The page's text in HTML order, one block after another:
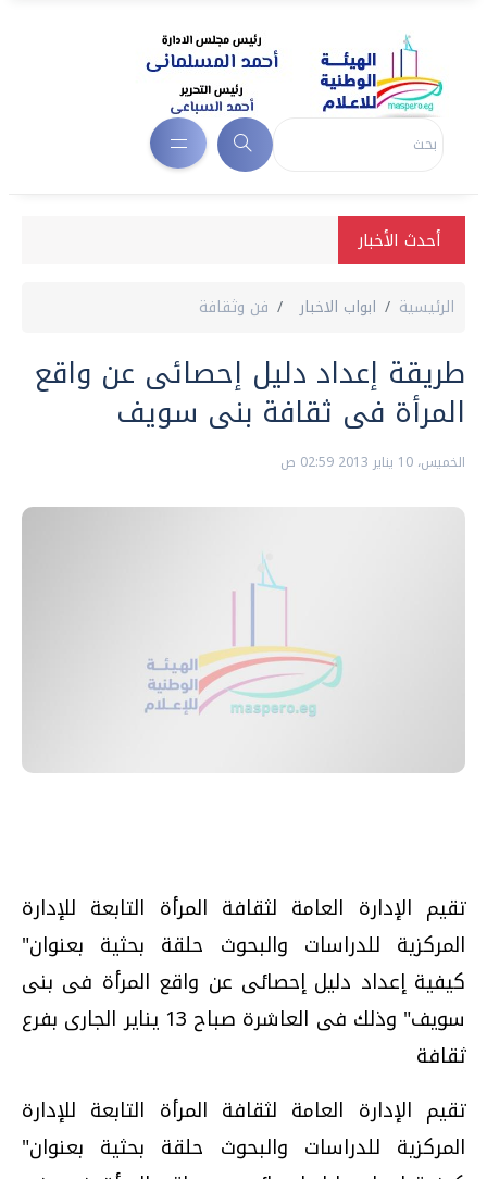
أحدث الأخبار
الرئيسية ابواب الاخبار فن وثقافة
طريقة إعداد دليل إحصائى عن واقع
المرأة فى ثقافة بنى سويف
الخميس، 10 يناير 2013 02:59 ص
تقيم الإدارة العامة لثقافة المرأة التابعة للإدارة
المركزية للدراسات والبحوث حلقة بحثية بعنوان"
كيفية إعداد دليل إحصائى عن واقع المرأة فى بنى
سويف" وذلك فى العاشرة صباح 13 يناير الجارى بفرع
ثقافة
تقيم الإدارة العامة لثقافة المرأة التابعة للإدارة
المركزية للدراسات والبحوث حلقة بحثية بعنوان"